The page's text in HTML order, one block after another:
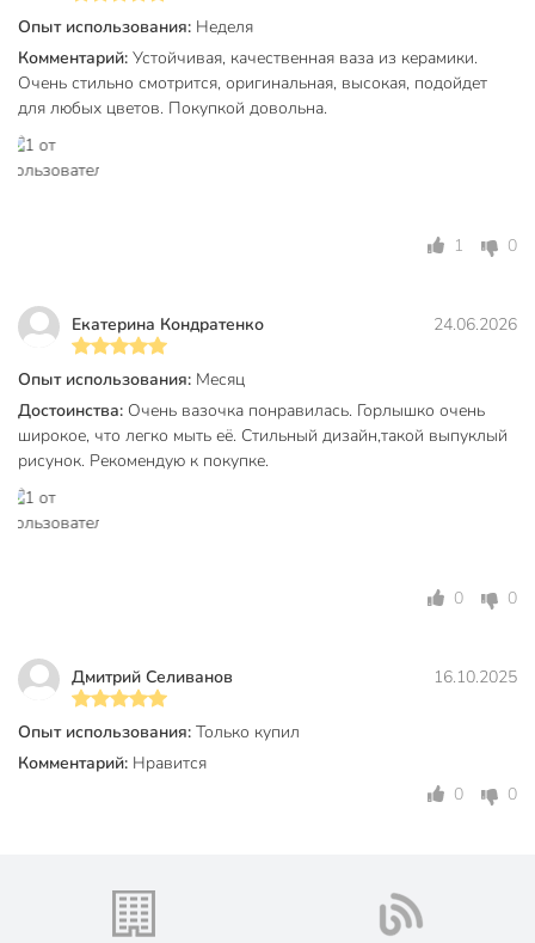
элемент или для хранения цветов и растений.
Техническая информация
Вес, кг
Диаметр, см
Тип
сухоцветов
Размещение
С ручками
без ручки
Прозрачность
непрозрачные
Материал
Цвет
Форма
Тип горла
Артикул производителя
10159/A060096
Габариты упаковки
27 x 14 x 14 см
Опыт использования: Неделя
Комментарий: Устойчивая, качественная ваза из керамики.
Очень стильно смотрится, оригинальная, высокая, подойдет
для любых цветов. Покупкой довольна.
1 0
Екатерина Кондратенко 24.06.2026
Опыт использования: Месяц
Достоинства: Очень вазочка понравилась. Горлышко очень
широкое, что легко мыть её. Стильный дизайн,такой выпуклый
рисунок. Рекомендую к покупке.
0 0
Дмитрий Селиванов 16.10.2025
Опыт использования: Только купил
Комментарий: Нравится
0
0